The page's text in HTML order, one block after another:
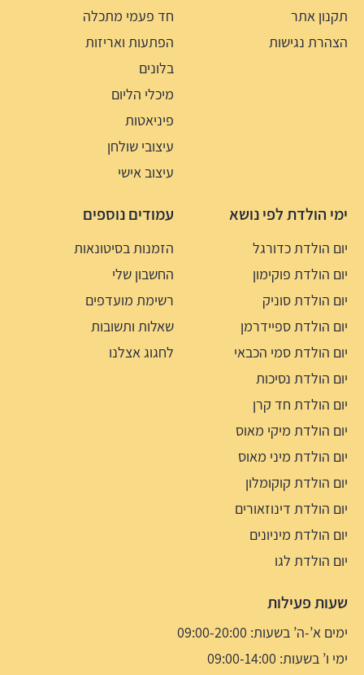
תקנון אתר
הצהרת נגישות
חד פעמי מתכלה
הפתעות ואריזות
בלונים
מיכלי הליום
פיניאטות
עיצובי שולחן
עיצוב אישי
ימי הולדת לפי נושא
יום הולדת כדורגל
יום הולדת פוקימון
יום הולדת סוניק
יום הולדת ספיידרמן
יום הולדת סמי הכבאי
יום הולדת נסיכות
יום הולדת חד קרן
יום הולדת מיקי מאוס
יום הולדת מיני מאוס
יום הולדת קוקומלון
יום הולדת דינוזאורים
יום הולדת מיניונים
יום הולדת לגו
עמודים נוספים
הזמנות בסיטונאות
החשבון שלי
רשימת מועדפים
שאלות ותשובות
לחגוג אצלנו
שעות פעילות
ימים א’-ה’ בשעות: 09:00-20:00
ימי ו’ בשעות: 09:00-14:00